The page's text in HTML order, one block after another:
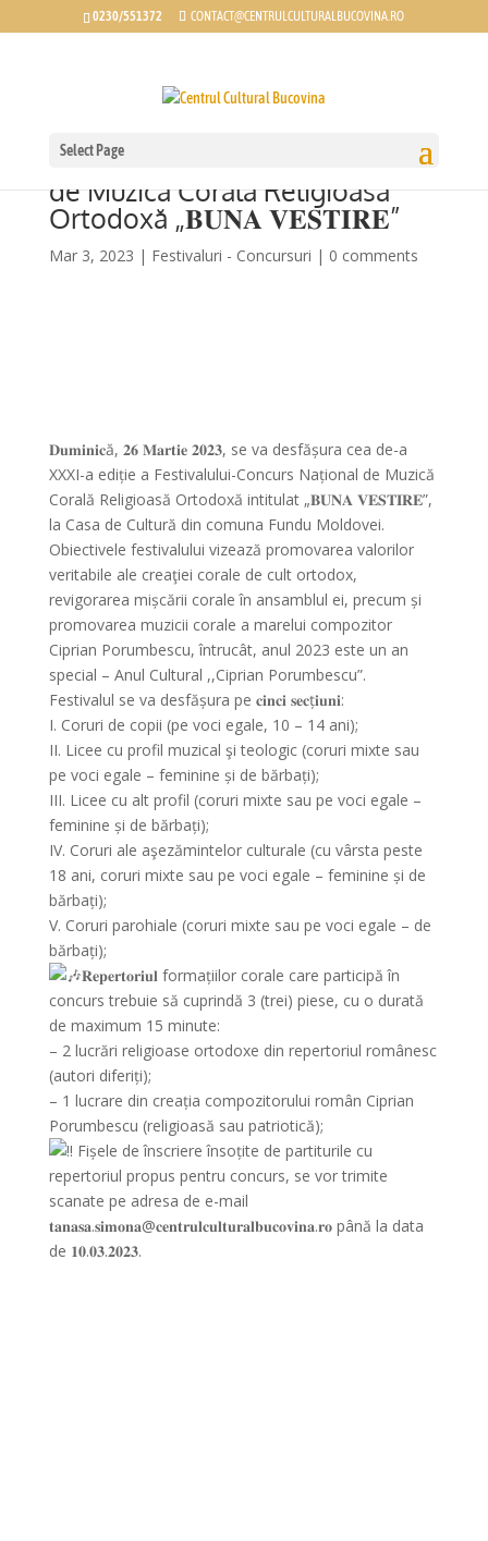
0230/551372 CONTACT@CENTRULCULTURALBUCOVINA.RO
Select Page
Festivalului-Concurs Național
de Muzică Corală Religioasă
Ortodoxă „𝐁𝐔𝐍𝐀 𝐕𝐄𝐒𝐓𝐈𝐑𝐄”
Mar 3, 2023 | Festivaluri - Concursuri | 0 comments
𝐃𝐮𝐦𝐢𝐧𝐢𝐜ă, 𝟐𝟔 𝐌𝐚𝐫𝐭𝐢𝐞 𝟐𝟎𝟐𝟑, se va desfășura cea de-a
XXXI-a ediție a Festivalului-Concurs Național de Muzică
Corală Religioasă Ortodoxă intitulat „𝐁𝐔𝐍𝐀 𝐕𝐄𝐒𝐓𝐈𝐑𝐄”,
la Casa de Cultură din comuna Fundu Moldovei.
Obiectivele festivalului vizează promovarea valorilor
veritabile ale creaţiei corale de cult ortodox,
revigorarea mișcării corale în ansamblul ei, precum și
promovarea muzicii corale a marelui compozitor
Ciprian Porumbescu, întrucât, anul 2023 este un an
special – Anul Cultural ,,Ciprian Porumbescu”.
Festivalul se va desfășura pe 𝐜𝐢𝐧𝐜𝐢 𝐬𝐞𝐜ț𝐢𝐮𝐧𝐢:
I. Coruri de copii (pe voci egale, 10 – 14 ani);
II. Licee cu profil muzical şi teologic (coruri mixte sau
pe voci egale – feminine și de bărbați);
III. Licee cu alt profil (coruri mixte sau pe voci egale –
feminine și de bărbați);
IV. Coruri ale aşezămintelor culturale (cu vârsta peste
18 ani, coruri mixte sau pe voci egale – feminine și de
bărbați);
V. Coruri parohiale (coruri mixte sau pe voci egale – de
bărbați);
𝐑𝐞𝐩𝐞𝐫𝐭𝐨𝐫𝐢𝐮𝐥 formațiilor corale care participă în
concurs trebuie să cuprindă 3 (trei) piese, cu o durată
de maximum 15 minute:
– 2 lucrări religioase ortodoxe din repertoriul românesc
(autori diferiți);
– 1 lucrare din creația compozitorului român Ciprian
Porumbescu (religioasă sau patriotică);
Fișele de înscriere însoțite de partiturile cu
repertoriul propus pentru concurs, se vor trimite
scanate pe adresa de e-mail
𝐭𝐚𝐧𝐚𝐬𝐚.𝐬𝐢𝐦𝐨𝐧𝐚@𝐜𝐞𝐧𝐭𝐫𝐮𝐥𝐜𝐮𝐥𝐭𝐮𝐫𝐚𝐥𝐛𝐮𝐜𝐨𝐯𝐢𝐧𝐚.𝐫𝐨 până la data
de 𝟏𝟎.𝟎𝟑.𝟐𝟎𝟐𝟑.